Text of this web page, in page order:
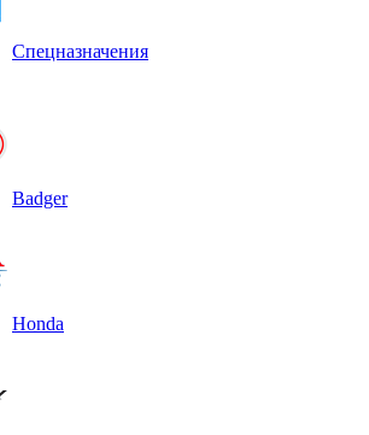
Спецназначения
Badger
Honda